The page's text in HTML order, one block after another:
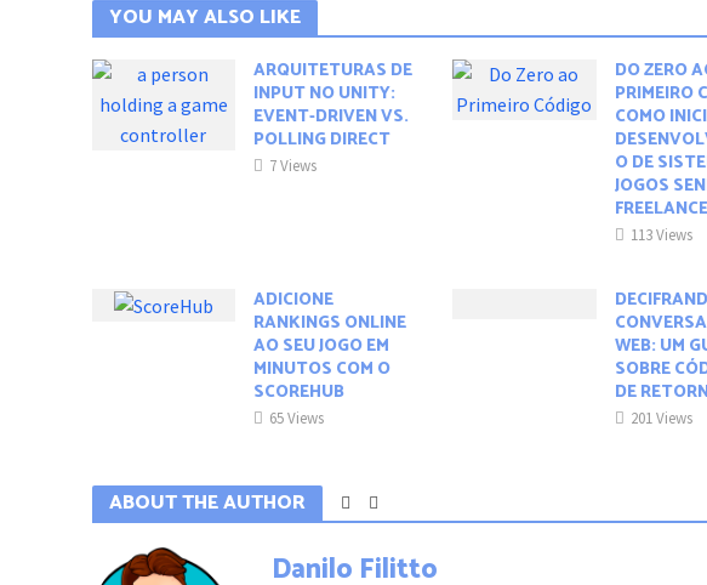
YOU MAY ALSO LIKE
ARQUITETURAS DE
INPUT NO UNITY:
EVENT-DRIVEN VS.
POLLING DIRECT
7 Views
DO ZERO
PRIMEIRO
COMO
O DE
JOGOS
113 Views
ADICIONE
RANKINGS ONLINE
AO SEU JOGO EM
MINUTOS COM O
SCOREHUB
65 Views
WEB: UM
SOBRE
DE
201 Views
ABOUT THE AUTHOR
Danilo Filitto